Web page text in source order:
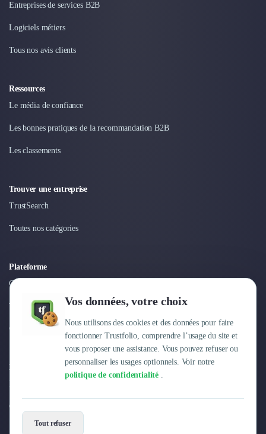
Vos données, votre choix
Nous utilisons des cookies et des données pour faire
fonctionner Trustfolio, comprendre l’usage du site et
vous proposer une assistance. Vous pouvez refuser ou
personnaliser les usages optionnels. Voir notre
politique de confidentialité .
Tout refuser
Entreprises de services B2B
Logiciels métiers
Tous nos avis clients
Ressources
Le média de confiance
Les bonnes pratiques de la recommandation B2B
Les classements
Trouver une entreprise
TrustSearch
Toutes nos catégories
Plateforme
Connexion
Tarifs
Centre d'aide
Entreprise
Pourquoi Trustfolio ?
Offres d'emploi